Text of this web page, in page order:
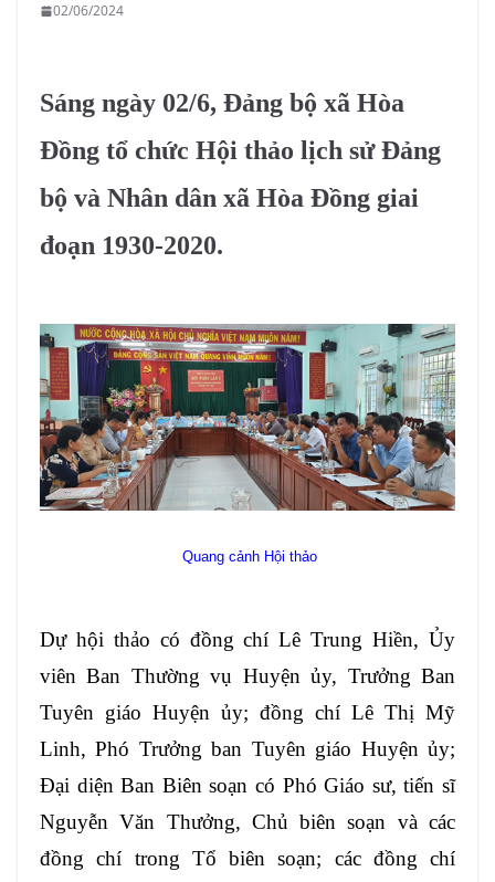
02/06/2024
Sáng ngày 02/6, Đảng bộ xã Hòa
Đồng tổ chức Hội thảo lịch sử Đảng
bộ và Nhân dân xã Hòa Đồng giai
đoạn 1930-2020.
Quang cảnh Hội thảo
Dự hội thảo có đồng chí Lê Trung Hiền, Ủy
viên Ban Thường vụ Huyện ủy, Trưởng Ban
Tuyên giáo Huyện ủy; đồng chí Lê Thị Mỹ
Linh, Phó Trưởng ban Tuyên giáo Huyện ủy;
Đại diện Ban Biên soạn có Phó Giáo sư, tiến sĩ
Nguyễn Văn Thưởng, Chủ biên soạn và các
đồng chí trong Tổ biên soạn; các đồng chí